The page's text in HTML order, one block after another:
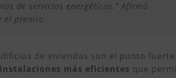
de servicios energéticos.” Afirmó
el premio.
de viviendas son el punto fuerte
instalaciones más eficientes que